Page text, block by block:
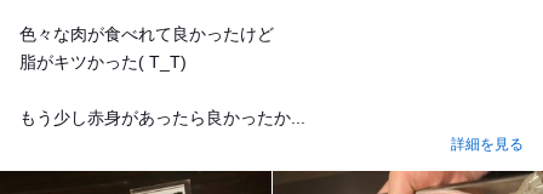
色々な肉が食べれて良かったけど
脂がキツかった( T_T)
もう少し赤身があったら良かったか...
詳細を見る